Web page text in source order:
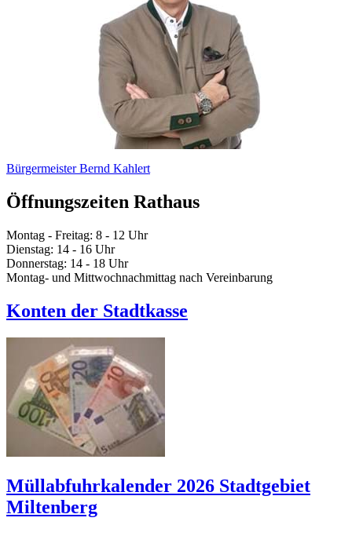
Bürgermeister Bernd Kahlert
Öffnungszeiten Rathaus
Montag - Freitag: 8 - 12 Uhr
Dienstag: 14 - 16 Uhr
Donnerstag: 14 - 18 Uhr
Montag- und Mittwochnachmittag nach Vereinbarung
Konten der Stadtkasse
Müllabfuhrkalender 2026 Stadtgebiet
Miltenberg